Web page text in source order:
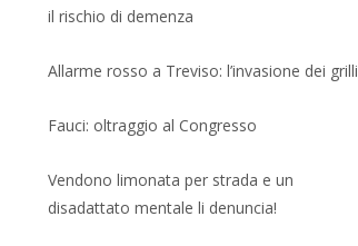
il rischio di demenza
Allarme rosso a Treviso: l’invasione dei grilli
Fauci: oltraggio al Congresso
Vendono limonata per strada e un
disadattato mentale li denuncia!